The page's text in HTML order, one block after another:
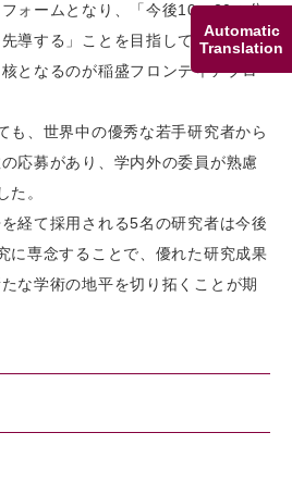
Automatic
Translation
ォームとなり、「今後10～20の分
導する」ことを目指しています。
となるのが稲盛フロンティアプロ
、世界中の優秀な若手研究者から
応募があり、学内外の委員が熟慮
た。
経て採用される5名の研究者は今後
に専念することで、優れた研究成果
な学術の地平を切り拓くことが期